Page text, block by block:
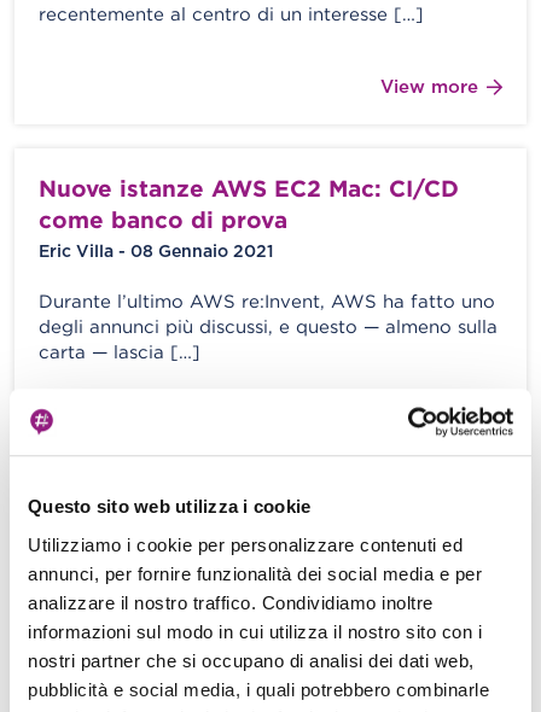
Questo sito web utilizza i cookie
Utilizziamo i cookie per personalizzare contenuti ed
annunci, per fornire funzionalità dei social media e per
analizzare il nostro traffico. Condividiamo inoltre
informazioni sul modo in cui utilizza il nostro sito con i
nostri partner che si occupano di analisi dei dati web,
pubblicità e social media, i quali potrebbero combinarle
recentemente al centro di un interesse […]
View more
Nuove istanze AWS EC2 Mac: CI/CD
come banco di prova
Eric Villa - 08 Gennaio 2021
Durante l’ultimo AWS re:Invent, AWS ha fatto uno
degli annunci più discussi, e questo — almeno sulla
carta — lascia […]
View more
Python e come integrarsi con la
dashboard di Kibana tramite Amazon
Kinesis Data Firehose e Amazon
Elasticsearch Service
E. Villa - S. Merlini - 29 Maggio 2020